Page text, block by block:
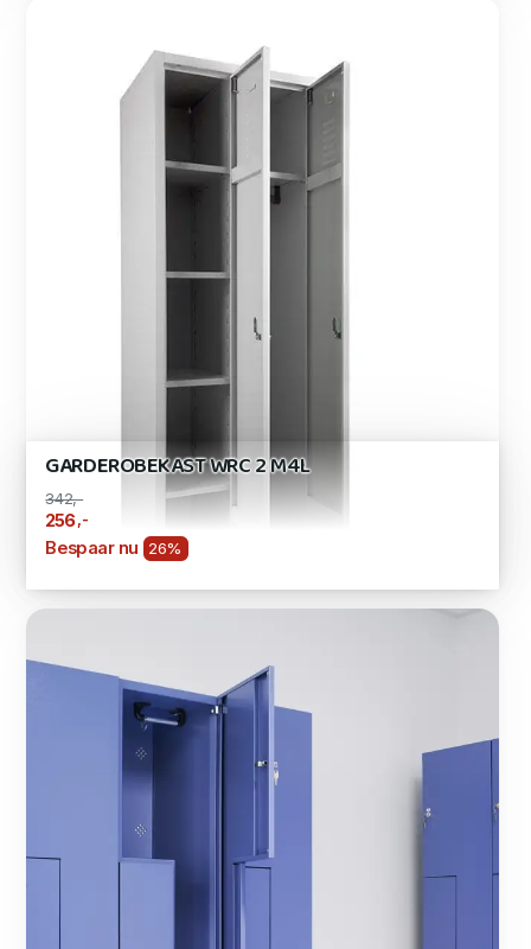
GARDEROBEKAST WRC 2 M4L
342,-
256 ,-
Bespaar nu 26%